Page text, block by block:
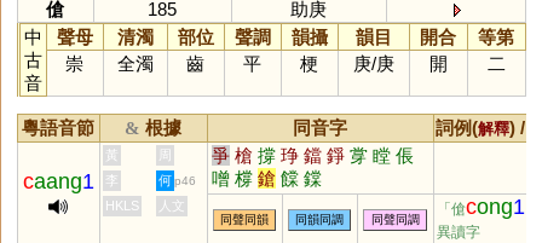
傖
185
助庚
中
古
音
聲母 清濁 部位 聲調 韻攝 韻目 開合
等第
崇
全濁 齒 平 梗 庚/庚 開 二
粵語音節 & 根據 同音字 詞例(解釋) /
caang1
黃 周 爭 槍 撐 琤 鐺 錚 牚 瞠 倀
噌 橕 鎗 饓 鏿
李 何 p46
HKLS 人文
同聲同韻 同韻同調 同聲同調
「傖cong1
異讀字